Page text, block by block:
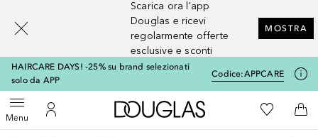
Scarica ora l'app
Douglas e ricevi
regolarmente offerte
esclusive e sconti
MOSTRA
HAIRCARE DAYS! -25% su brand selezionati
solo da APP
Codice:APPCARE
MenuApri menuAl Mio Account
A Douglas HomeAlla Mia
Al
Torna indietro
Esegui ricerca
[navigation.slideout.screenreader]